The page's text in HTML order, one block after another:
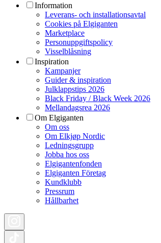
Information
Leverans- och installationsavtal
Cookies på Elgiganten
Marketplace
Personuppgiftspolicy
Visselblåsning
Inspiration
Kampanjer
Guider & inspiration
Julklappstips 2026
Black Friday / Black Week 2026
Mellandagsrea 2026
Om Elgiganten
Om oss
Om Elkjøp Nordic
Ledningsgrupp
Jobba hos oss
Elgigantenfonden
Elgiganten Företag
Kundklubb
Pressrum
Hållbarhet